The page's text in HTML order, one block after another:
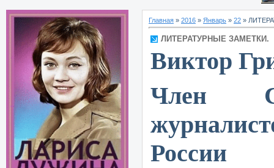
Главная » 2016 » Январь » 22 »
ЛИТЕРАТУРНЫЕ ЗАМЕТКИ.
Виктор
Член
России